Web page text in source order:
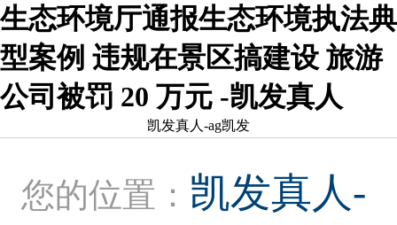
生态环境厅通报生态环境执法典
型案例 违规在景区搞建设 旅游
公司被罚 20 万元 -凯发真人
凯发真人-ag凯发
您的位置： 凯发真人-